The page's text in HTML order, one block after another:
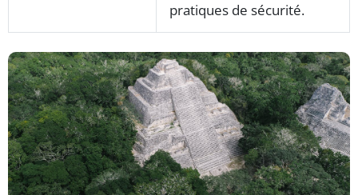
pratiques de sécurité.